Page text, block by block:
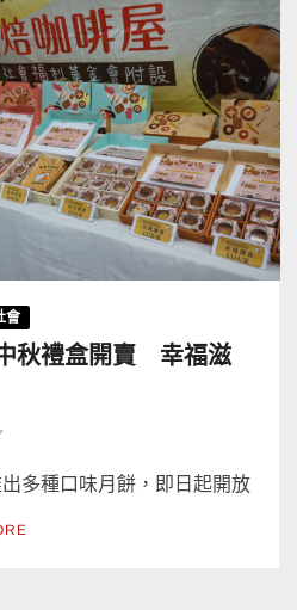
會
秋禮盒開賣 幸福滋
多種口味月餅，即日起開放